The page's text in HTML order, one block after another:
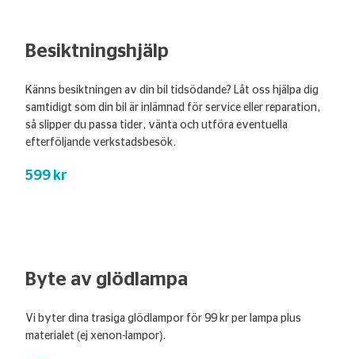
Besiktningshjälp
Känns besiktningen av din bil tidsödande? Låt oss hjälpa dig
samtidigt som din bil är inlämnad för service eller reparation,
så slipper du passa tider, vänta och utföra eventuella
efterföljande verkstadsbesök.
599 kr
Byte av glödlampa
Vi byter dina trasiga glödlampor för 99 kr per lampa plus
materialet (ej xenon-lampor).